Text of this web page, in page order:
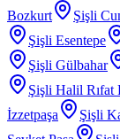
Bozkurt
Şişli
Şişli Esentepe
Şişli Gülbahar
Şişli Halil Rıfat
İzzetpaşa
Şişli